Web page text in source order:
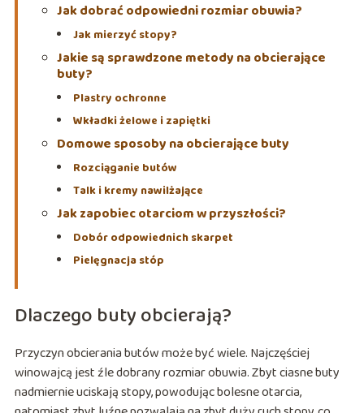
Jak dobrać odpowiedni rozmiar obuwia?
Jak mierzyć stopy?
Jakie są sprawdzone metody na obcierające
buty?
Plastry ochronne
Wkładki żelowe i zapiętki
Domowe sposoby na obcierające buty
Rozciąganie butów
Talk i kremy nawilżające
Jak zapobiec otarciom w przyszłości?
Dobór odpowiednich skarpet
Pielęgnacja stóp
Dlaczego buty obcierają?
Przyczyn obcierania butów może być wiele. Najczęściej
winowajcą jest źle dobrany rozmiar obuwia. Zbyt ciasne buty
nadmiernie uciskają stopy, powodując bolesne otarcia,